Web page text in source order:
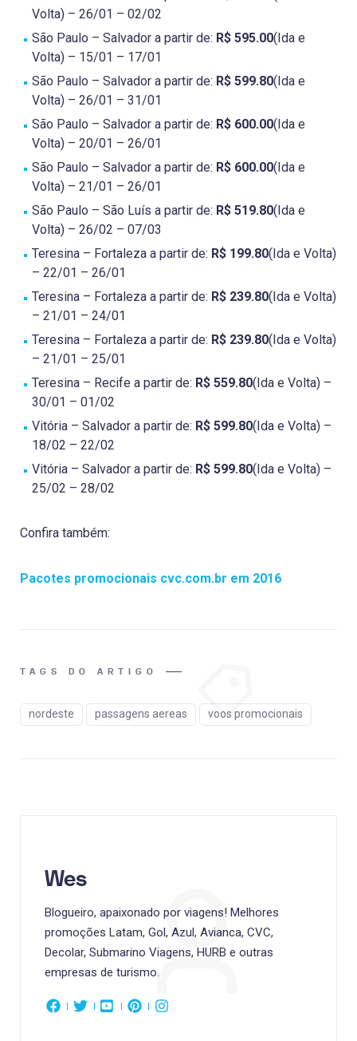
Volta) – 26/01 – 02/02
São Paulo – Salvador a partir de: R$ 595.00(Ida e
Volta) – 15/01 – 17/01
São Paulo – Salvador a partir de: R$ 599.80(Ida e
Volta) – 26/01 – 31/01
São Paulo – Salvador a partir de: R$ 600.00(Ida e
Volta) – 20/01 – 26/01
São Paulo – Salvador a partir de: R$ 600.00(Ida e
Volta) – 21/01 – 26/01
São Paulo – São Luís a partir de: R$ 519.80(Ida e
Volta) – 26/02 – 07/03
Teresina – Fortaleza a partir de: R$ 199.80(Ida e Volta)
– 22/01 – 26/01
Teresina – Fortaleza a partir de: R$ 239.80(Ida e Volta)
– 21/01 – 24/01
Teresina – Fortaleza a partir de: R$ 239.80(Ida e Volta)
– 21/01 – 25/01
Teresina – Recife a partir de: R$ 559.80(Ida e Volta) –
30/01 – 01/02
Vitória – Salvador a partir de: R$ 599.80(Ida e Volta) –
18/02 – 22/02
Vitória – Salvador a partir de: R$ 599.80(Ida e Volta) –
25/02 – 28/02
Confira também:
Pacotes promocionais cvc.com.br em 2016
TAGS DO ARTIGO
nordeste passagens aereas voos promocionais
Wes
Blogueiro, apaixonado por viagens! Melhores
promoções Latam, Gol, Azul, Avianca, CVC,
Decolar, Submarino Viagens, HURB e outras
empresas de turismo.